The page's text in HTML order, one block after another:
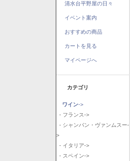
清水台平野屋の日々
イベント案内
おすすめの商品
カートを見る
マイページへ
カテゴリ
ワイン->
- フランス->
- シャンパン・ヴァンムスー-
>
- イタリア->
- スペイン->